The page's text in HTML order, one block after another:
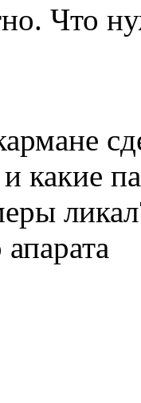
Что
какие